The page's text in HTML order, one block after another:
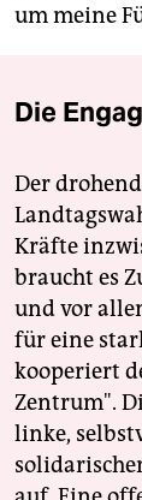
um meine
Die
Der
Kräfte
braucht es
und vor
für eine
kooperiert
Zentrum".
linke,